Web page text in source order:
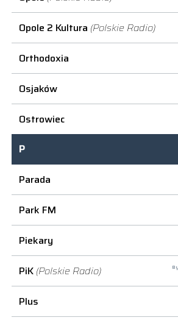
Opole 2 Kultura (Polskie Radio)
Orthodoxia
Osjaków
Ostrowiec
P
Parada
Park FM
Piekary
PiK (Polskie Radio)
Plus